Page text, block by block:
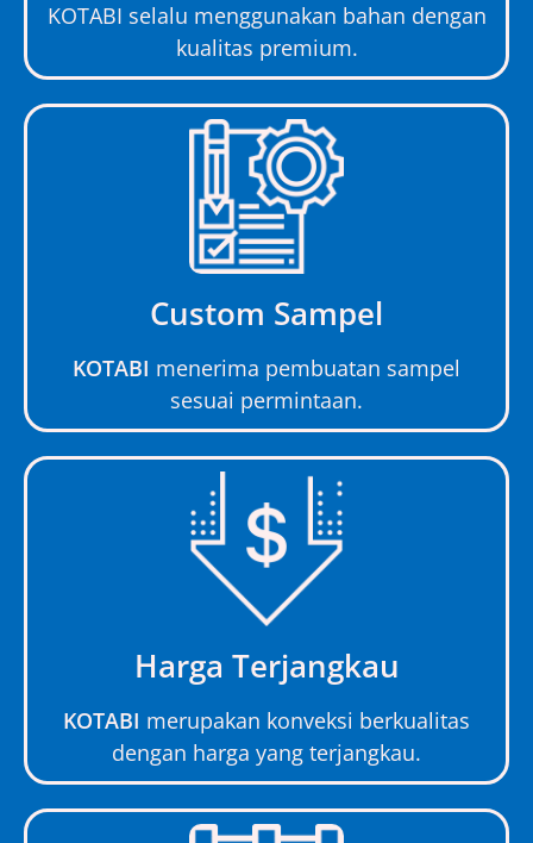
KOTABI selalu menggunakan bahan dengan
kualitas premium.
Custom Sampel
KOTABI menerima pembuatan sampel
sesuai permintaan.
Harga Terjangkau
KOTABI merupakan konveksi berkualitas
dengan harga yang terjangkau.